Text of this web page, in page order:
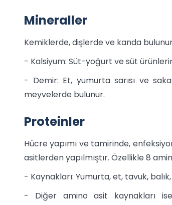
Mineraller
Kemiklerde, dişlerde ve kanda
- Kalsiyum: Süt-yoğurt ve süt
- Demir: Et, yumurta sarısı ve
meyvelerde bulunur.
Proteinler
Hücre yapımı ve tamirinde,
asitlerden yapılmıştır. Özellikle 8
- Kaynakları: Yumurta, et, tavuk,
- Diğer amino asit kaynakları